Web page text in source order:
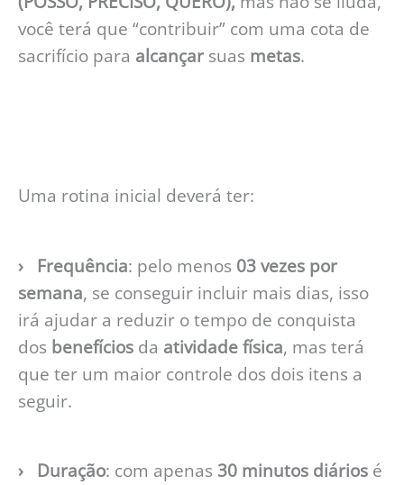
você terá que “contribuir” com uma cota de
sacrifício para alcançar suas metas.
Uma rotina inicial deverá ter:
› Frequência: pelo menos 03 vezes por
semana, se conseguir incluir mais dias, isso
irá ajudar a reduzir o tempo de conquista
dos benefícios da atividade física, mas terá
que ter um maior controle dos dois itens a
seguir.
› Duração: com apenas 30 minutos diários é